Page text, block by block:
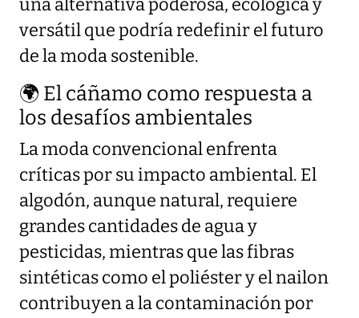
una alternativa poderosa, ecológica y
versátil que podría redefinir el futuro
de la moda sostenible.
🌍 El cáñamo como respuesta a
los desafíos ambientales
La moda convencional enfrenta
críticas por su impacto ambiental. El
algodón, aunque natural, requiere
grandes cantidades de agua y
pesticidas, mientras que las fibras
sintéticas como el poliéster y el nailon
contribuyen a la contaminación por